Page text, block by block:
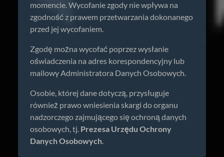
momencie. Wycofanie zgody nie wpływa na
zgodność z prawem przetwarzania dokonanego
przed jej wycofaniem.
Zgodę można wycofać poprzez wysłanie
oświadczenia na adres korespondencyjny lub
mailowy Administratora Danych Osobowych.
Osobie, której dane dotyczą, przysługuje
również prawo wniesienia skargi do organu
nadzorczego zajmującego się ochroną danych
osobowych, tj. Prezesa Urzędu Ochrony
Danych Osobowych.